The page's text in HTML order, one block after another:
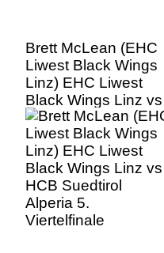
Brett McLean (EHC
Liwest Black Wings
Linz) EHC Liwest
Black Wings Linz vs
HCB Suedtirol
Alperia 5.
Viertelfinale